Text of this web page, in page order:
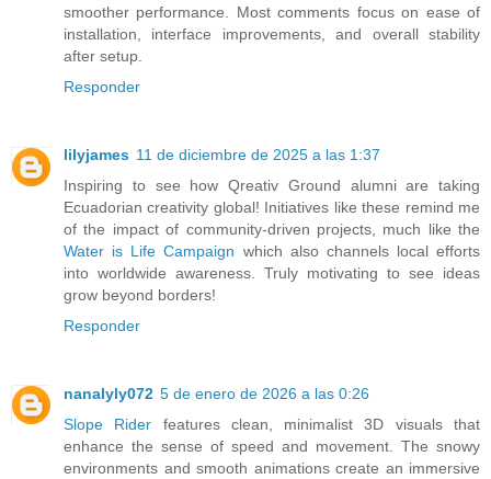
smoother performance. Most comments focus on ease of
installation, interface improvements, and overall stability
after setup.
Responder
lilyjames 11 de diciembre de 2025 a las 1:37
Inspiring to see how Qreativ Ground alumni are taking
Ecuadorian creativity global! Initiatives like these remind me
of the impact of community-driven projects, much like the
Water is Life Campaign which also channels local efforts
into worldwide awareness. Truly motivating to see ideas
grow beyond borders!
Responder
nanalyly072 5 de enero de 2026 a las 0:26
Slope Rider features clean, minimalist 3D visuals that
enhance the sense of speed and movement. The snowy
environments and smooth animations create an immersive